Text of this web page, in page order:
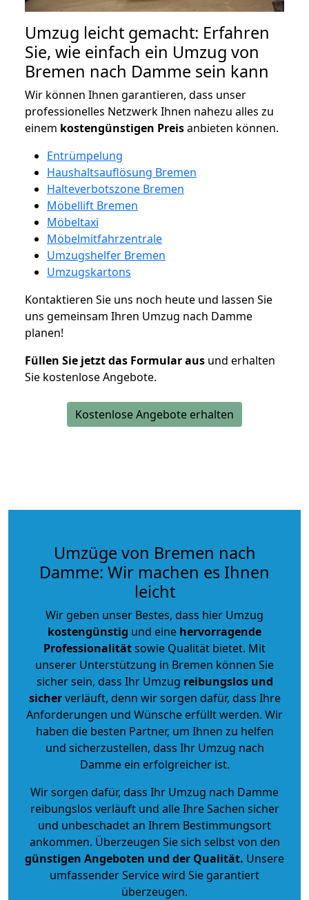
Umzug leicht gemacht: Erfahren
Sie, wie einfach ein Umzug von
Bremen nach Damme sein kann
Wir können Ihnen garantieren, dass unser
professionelles Netzwerk Ihnen nahezu alles zu
einem kostengünstigen Preisanbieten können.
Entrümpelung
Haushaltsauflösung Bremen
Halteverbotszone Bremen
Möbellift Bremen
Möbeltaxi
Möbelmitfahrzentrale
Umzugshelfer Bremen
Umzugskartons
Kontaktieren Sie uns noch heute und lassen Sie
uns gemeinsam Ihren Umzug nach Damme
planen!
Füllen Sie jetzt das Formular aus und erhalten
Sie kostenlose Angebote.
Kostenlose Angebote erhalten
Umzüge von Bremen nach
Damme: Wir machen es Ihnen
leicht
Wir geben unser Bestes, dass hier Umzug
kostengünstig und eine hervorragende
Professionalitätsowie Qualität bietet. Mit
unserer Unterstützung in Bremen können Sie
sicher sein, dass Ihr Umzug reibungslos und
sicherverläuft, denn wir sorgen dafür, dass Ihre
Anforderungen und Wünsche erfüllt werden. Wir
haben die besten Partner, um Ihnen zu helfen
und sicherzustellen, dass Ihr Umzug nach
Damme ein erfolgreicher ist.
Wir sorgen dafür, dass Ihr Umzug nach Damme
reibungslos verläuft und alle Ihre Sachen sicher
und unbeschadet an Ihrem Bestimmungsort
ankommen. Überzeugen Sie sich selbst von den
günstigen Angeboten und der Qualität. Unsere
umfassender Service wird Sie garantiert
überzeugen.